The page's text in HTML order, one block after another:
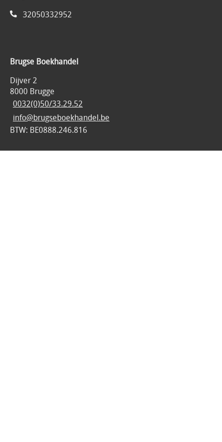
32050332952
Brugse Boekhandel
Dijver 2
8000 Brugge
0032(0)50/33.29.52
info@brugseboekhandel.be
BTW: BE0888.246.816